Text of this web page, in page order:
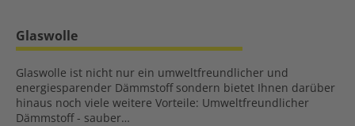
Glaswolle
Glaswolle ist nicht nur ein umweltfreundlicher und
energiesparender Dämmstoff sondern bietet Ihnen darüber
hinaus noch viele weitere Vorteile: Umweltfreundlicher
Dämmstoff - sauber…